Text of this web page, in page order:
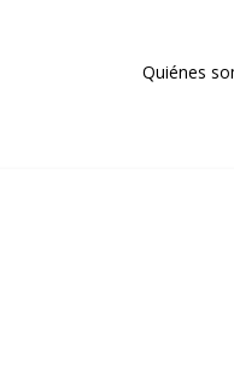
Quiénes